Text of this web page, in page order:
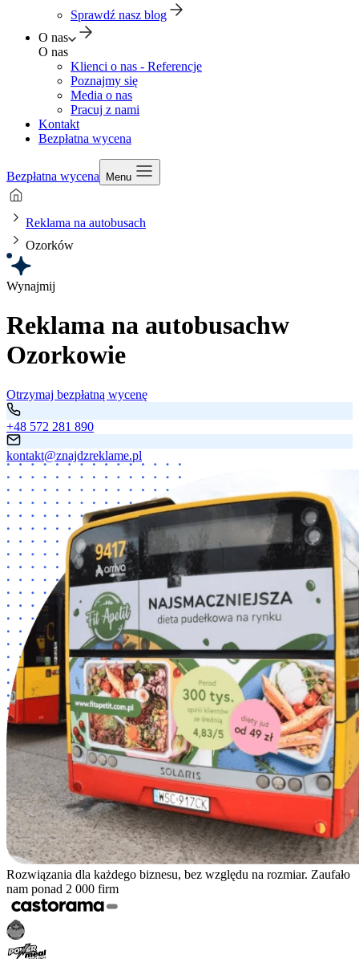
Sprawdź nasz blog
O nas
O nas
Klienci o nas - Referencje
Poznajmy się
Media o nas
Pracuj z nami
Kontakt
Bezpłatna wycena
Bezpłatna wycena Menu
Reklama na autobusach
Ozorków
Wynajmij
Reklama na autobusachw
Ozorkowie
Otrzymaj bezpłatną wycenę
+48 572 281 890
kontakt@znajdzreklame.pl
Rozwiązania dla każdego biznesu, bez względu na rozmiar. Zaufało
nam ponad 2 000 firm